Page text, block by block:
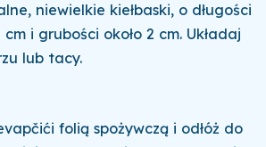
niewielkie kiełbaski, o długości
cm i grubości około 2 cm. Układaj
lub tacy.
folią spożywczą i odłóż do